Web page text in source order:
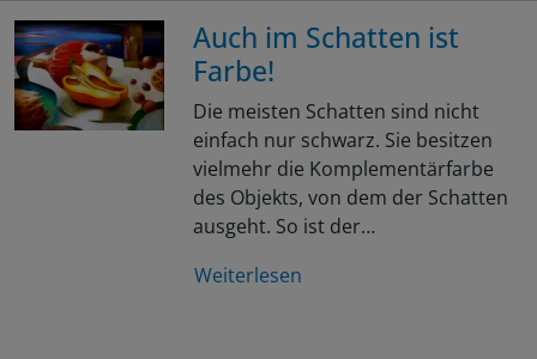
Auch im Schatten ist
Farbe!
Die meisten Schatten sind nicht
einfach nur schwarz. Sie besitzen
vielmehr die Komplementärfarbe
des Objekts, von dem der Schatten
ausgeht. So ist der…
Weiterlesen